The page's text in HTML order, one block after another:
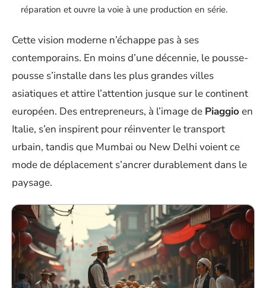
réparation et ouvre la voie à une production en série.
Cette vision moderne n’échappe pas à ses
contemporains. En moins d’une décennie, le pousse-
pousse s’installe dans les plus grandes villes
asiatiques et attire l’attention jusque sur le continent
européen. Des entrepreneurs, à l’image de Piaggio en
Italie, s’en inspirent pour réinventer le transport
urbain, tandis que Mumbai ou New Delhi voient ce
mode de déplacement s’ancrer durablement dans le
paysage.